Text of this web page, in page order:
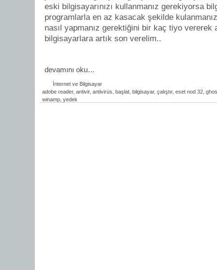
eski bilgisayarınızı kullanmanız gerekiyorsa
programlarla en az kasacak şekilde
nasıl yapmanız gerektiğini bir kaç tiyo vererek
bilgisayarlara artık son verelim..
devamını oku…
İnternet ve Bilgisayar
adobe reader, antivir, antivirüs başlat bilgisayar, çalıştır, eset nod 32
winamp yedek